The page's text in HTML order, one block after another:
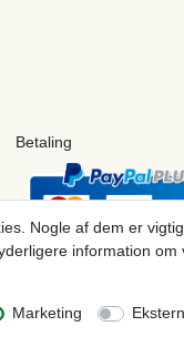
Betaling
Nogle af dem er
information
Marketing